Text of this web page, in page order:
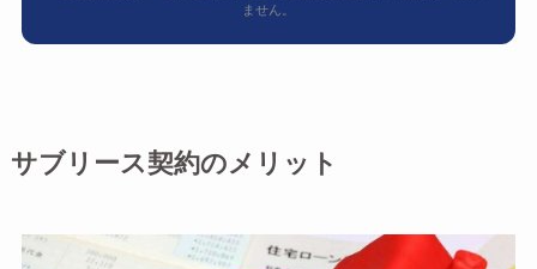
ません。
サブリース契約のメリット